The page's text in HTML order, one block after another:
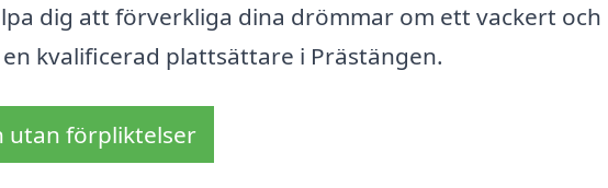
dig att förverkliga dina drömmar om ett vackert och
kvalificerad plattsättare i Prästängen.
utan förpliktelser